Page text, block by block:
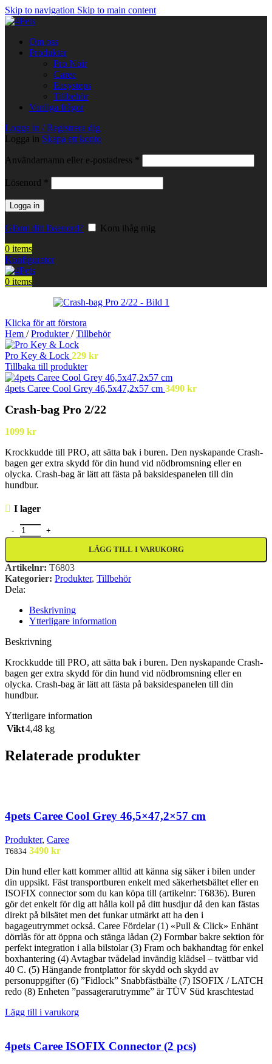
Skip to navigation Skip to main content
Om oss
Produkter
Pro Noir
Caree
Easysteps
Tillbehör
Vanliga frågor
Logga in / Registrera dig
Logga in Skapa ett konto
Användarnamn eller e-postadress *
Lösenord *
Logga in
Glömt ditt lösenord?
Kom ihåg mig
0 items
Konfigurator
0 items
Klicka för att förstora
Hem / Produkter/ Tillbehör
Pro Key & Lock 229 kr
Tillbaka till produkter
4pets Caree Cool Grey 46,5x47,2x57 cm 3490 kr
Crash-bag Pro 2/22
1099 kr
Krockkudde till PRO, att sätta bak i buren. Den nyskapande Crash-
bagen ger extra skydd för din hund vid nödbromsning eller en
olycka. Crash-bag är lätt att fästa på baksidespanelen till din
hundbur.
I lager
Crash-bag Pro 2/22 mängd
LÄGG TILL I VARUKORG
Artikelnr: T6803
Kategorier: Produkter, Tillbehör
Dela:
Beskrivning
Ytterligare information
Beskrivning
Krockkudde till PRO, att sätta bak i buren. Den nyskapande Crash-
bagen ger extra skydd för din hund vid nödbromsning eller en
olycka. Crash-bag är lätt att fästa på baksidespanelen till din
hundbur.
Ytterligare information
Vikt4,48 kg
Relaterade produkter
4pets Caree Cool Grey 46,5×47,2×57 cm
Produkter, Caree
T6834 3490 kr
Din hund eller katt kommer alltid att känna sig säker i bilen under
din uppsikt. Fäst transportburen enkelt med säkerhetsbältet eller en
ISOFIX connector som du kan köpa till (artikelnr: T6836). Buren
gör det enkelt för dig att hålla koll på ditt husdjur då den kan fästas
direkt på bilsätet men det funkar utmärkt att ha den i
bagageutrymmet också. Caree Fördelar (1) «Pull & Click» Enhänt
dörrlås för att öppna och stänga lådan (2) Formbar bakre sektion för
perfekt integration i alla bilstolar (3) Fram och bakhandtag för enkel
boxhantering (4) Avtagbar tvådelad invändig klädsel – tvättbar vid
40 C. (5) Hängande frontplattor för skydd och skydd av
personuppgifter (6) ”Fidlock” Snabbfästbälte (7) ISOFIX / LATCH
redo (8) Enheten ”passagerarutrymme” är TÜV Süd kraschtestad
Lägg till i varukorg
4pets Caree ISOFIX Connector (2 pcs)